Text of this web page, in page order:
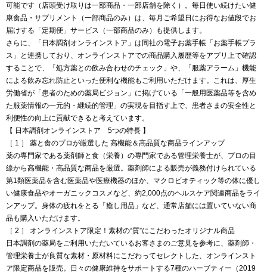
可能です（店頭受け取りは一部商品・一部店舗を除く）。毎日使い続けたい健
康食品・サプリメント（一部商品のみ）は、毎月ご希望日にお得なお値段でお
届けする「定期便」サービス（一部商品のみ）も提供します。
さらに、「日本調剤オンラインストア」は同社の電子お薬手帳「お薬手帳プラ
ス」と連携しており、オンラインストアでの商品購入履歴等をアプリ上で確認
することで、「処方薬との飲み合わせのチェック」や、「服薬アラーム」機能
による飲み忘れ防止といった便利な機能もご利用いただけます。これは、厚生
労働省が「患者のための薬局ビジョン」に掲げている「一般用医薬品等を含め
た服薬情報の一元的・継続的管理」の実現を目指す上で、患者さまの安全性と
利便性の向上に貢献できると考えています。
【 日本調剤オンラインストア 5つの特長 】
［ 1 ］ 薬と食のプロが厳選した 高機能＆高品質な商品ラインアップ
薬の専門家である薬剤師と食（栄養）の専門家である管理栄養士が、プロの目
線から高機能・高品質な商品を厳選。薬剤師による販売が義務付けられている
第1類医薬品を含む医薬品や医療機器のほか、マクロビオティック等の体に優し
い健康食品やオーガニックコスメなど、約2,000点のヘルスケア関連商品をライ
ンアップ。身体の疲れをとる「癒し用品」など、通常店舗には置いていない商
品も購入いただけます。
［ 2 ］ オンラインストア限定！素材の“質”にこだわったオリジナル商品
日本調剤の薬局をご利用いただいているお客さまのご意見を参考に、薬剤師・
管理栄養士が良質な素材・原材料にこだわってセレクトした、オンラインスト
ア限定商品を販売。日々の健康維持をサポートする7種のハーブティー（2019